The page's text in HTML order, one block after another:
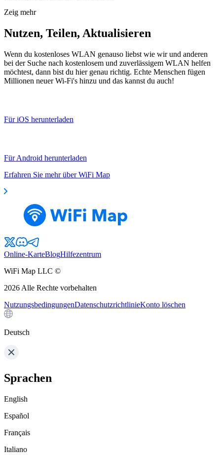
Zeig mehr
Nutzen, Teilen, Aktualisieren
Wenn du kostenloses WLAN genauso liebst wie wir und anderen
bei der Suche nach kostenlosem und zuverlässigem WLAN helfen
möchtest, dann bist du hier genau richtig. Echte Menschen fügen
Millionen neuer Wi-Fi's hinzu und das kannst du auch!
Für iOS herunterladen
Für Android herunterladen
Erfahren Sie mehr über WiFi Map
Online-KarteBlogHilfezentrum
WiFi Map LLC ©
2026 Alle Rechte vorbehalten
NutzungsbedingungenDatenschutzrichtlinieKonto löschen
Deutsch
Sprachen
English
Español
Français
Italiano